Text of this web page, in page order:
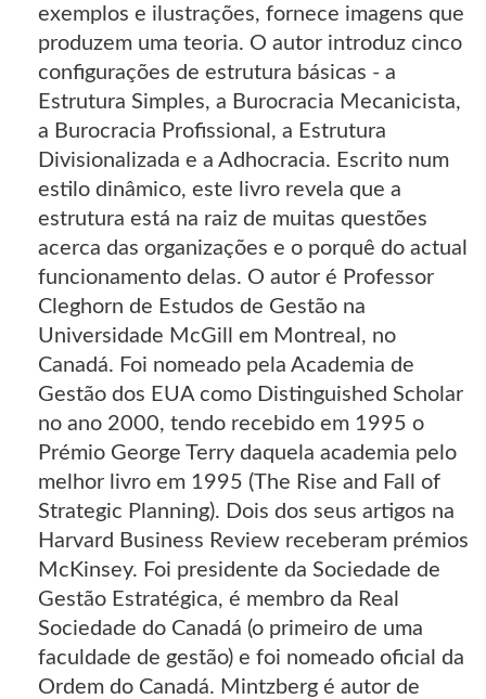
exemplos e ilustrações, fornece imagens que
produzem uma teoria. O autor introduz cinco
configurações de estrutura básicas - a
Estrutura Simples, a Burocracia Mecanicista,
a Burocracia Profissional, a Estrutura
Divisionalizada e a Adhocracia. Escrito num
estilo dinâmico, este livro revela que a
estrutura está na raiz de muitas questões
acerca das organizações e o porquê do actual
funcionamento delas. O autor é Professor
Cleghorn de Estudos de Gestão na
Universidade McGill em Montreal, no
Canadá. Foi nomeado pela Academia de
Gestão dos EUA como Distinguished Scholar
no ano 2000, tendo recebido em 1995 o
Prémio George Terry daquela academia pelo
melhor livro em 1995 (The Rise and Fall of
Strategic Planning). Dois dos seus artigos na
Harvard Business Review receberam prémios
McKinsey. Foi presidente da Sociedade de
Gestão Estratégica, é membro da Real
Sociedade do Canadá (o primeiro de uma
faculdade de gestão) e foi nomeado oficial da
Ordem do Canadá. Mintzberg é autor de